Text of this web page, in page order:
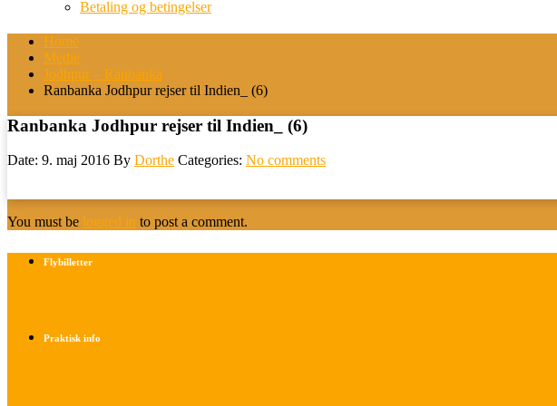
Betaling og betingelser
Home
Medie
Jodhpur – Ranbanka
Ranbanka Jodhpur rejser til Indien_ (6)
Ranbanka Jodhpur rejser til Indien_ (6)
Date: 9. maj 2016 By Dorthe Categories: No comments
You must be logged in to post a comment.
Flybilletter
Praktisk info